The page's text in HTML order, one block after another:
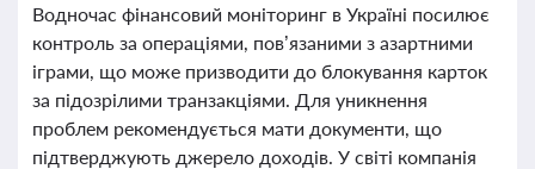
Водночас фінансовий моніторинг в Україні посилює
контроль за операціями, пов’язаними з азартними
іграми, що може призводити до блокування карток
за підозрілими транзакціями. Для уникнення
проблем рекомендується мати документи, що
підтверджують джерело доходів. У світі компанія